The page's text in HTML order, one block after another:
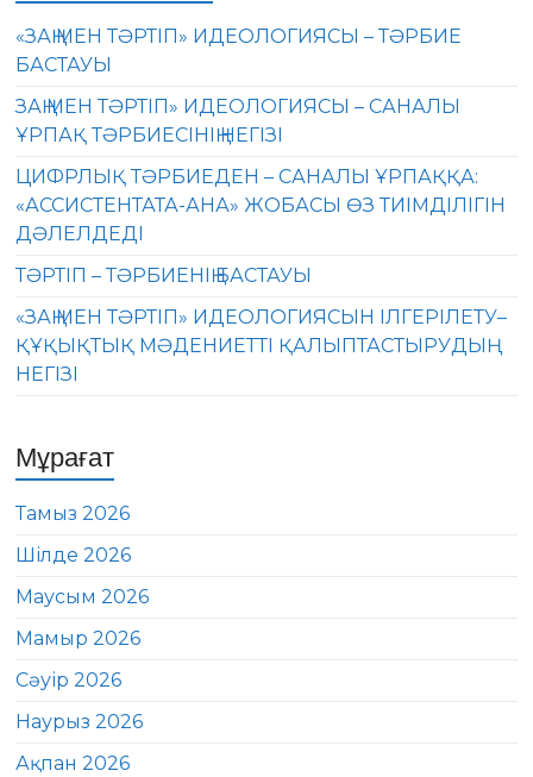
«ЗАҢ МЕН ТӘРТІП» ИДЕОЛОГИЯСЫ – ТӘРБИЕ
БАСТАУЫ
ЗАҢ МЕН ТӘРТІП» ИДЕОЛОГИЯСЫ – САНАЛЫ
ҰРПАҚ ТӘРБИЕСІНІҢ НЕГІЗІ
ЦИФРЛЫҚ ТӘРБИЕДЕН – САНАЛЫ ҰРПАҚҚА:
«АССИСТЕНТАТА-АНА» ЖОБАСЫ ӨЗ ТИІМДІЛІГІН
ДӘЛЕЛДЕДІ
ТӘРТІП – ТӘРБИЕНІҢ БАСТАУЫ
«ЗАҢ МЕН ТӘРТІП» ИДЕОЛОГИЯСЫН ІЛГЕРІЛЕТУ–
ҚҰҚЫҚТЫҚ МӘДЕНИЕТТІ ҚАЛЫПТАСТЫРУДЫҢ
НЕГІЗІ
Мұрағат
Тамыз 2026
Шілде 2026
Маусым 2026
Мамыр 2026
Сәуір 2026
Наурыз 2026
Ақпан 2026